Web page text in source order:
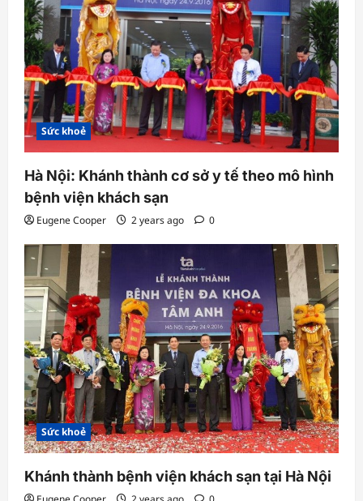
i
o
n
Sức khoẻ
Hà Nội: Khánh thành cơ sở y tế theo mô hình
bệnh viện khách sạn
Eugene Cooper 2 years ago 0
Sức khoẻ
Khánh thành bệnh viện khách sạn tại Hà Nội